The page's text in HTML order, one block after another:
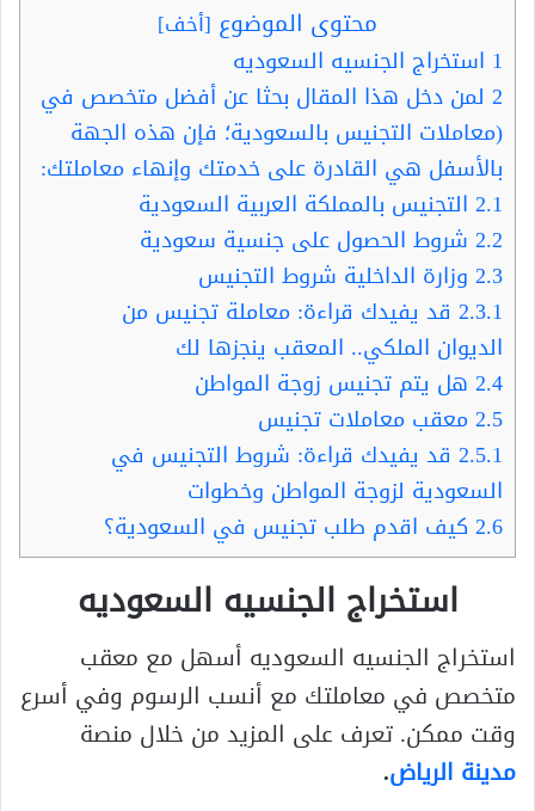
محتوى الموضوع [أخف]
1 استخراج الجنسيه السعوديه
2 لمن دخل هذا المقال بحثا عن أفضل متخصص في
(معاملات التجنيس بالسعودية؛ فإن هذه الجهة
بالأسفل هي القادرة على خدمتك وإنهاء معاملتك:
2.1 التجنيس بالمملكة العربية السعودية
2.2 شروط الحصول على جنسية سعودية
2.3 وزارة الداخلية شروط التجنيس
2.3.1 قد يفيدك قراءة: معاملة تجنيس من
الديوان الملكي.. المعقب ينجزها لك
2.4 هل يتم تجنيس زوجة المواطن
2.5معقب معاملات تجنيس
2.5.1 قد يفيدك قراءة: شروط التجنيس في
السعودية لزوجة المواطن وخطوات
2.6 كيف اقدم طلب تجنيس في السعودية؟
استخراج الجنسيه السعوديه
استخراج الجنسيه السعوديه أسهل مع معقب
متخصص في معاملتك مع أنسب الرسوم وفي أسرع
وقت ممكن. تعرف على المزيد من خلال منصة
مدينة الرياض.